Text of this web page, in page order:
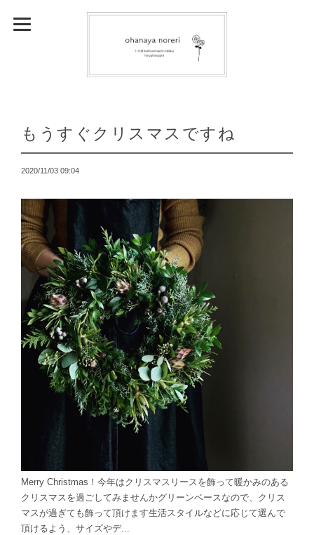
もうすぐクリスマスですね
2020/11/03 09:04
Merry Christmas！今年はクリスマスリースを飾って暖かみのある
クリスマスを過ごしてみませんかグリーンベースなので、クリス
マスが過ぎても飾って頂けます生活スタイルなどに応じて選んで
頂けるよう、サイズやデ...